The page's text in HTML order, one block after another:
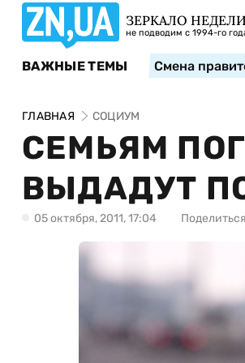
ЗЕРКАЛО НЕДЕЛИ
не подводим с 1994-го
ВАЖНЫЕ ТЕМЫ Смена
ГЛАВНАЯ СОЦИУМ
СЕМЬЯМ
ВЫДАДУТ
05 октября, 2011, 17:04 Поделиться